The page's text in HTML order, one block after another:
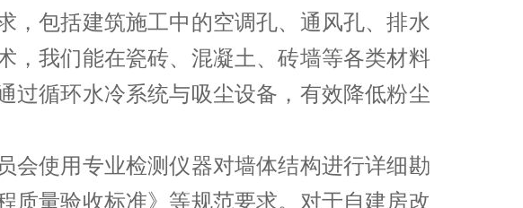
，包括建筑施工中的空调孔、通风孔、排水
，我们能在瓷砖、混凝土、砖墙等各类材料
过循环水冷系统与吸尘设备，有效降低粉尘
会使用专业检测仪器对墙体结构进行详细勘
质量验收标准》等规范要求。对于自建房改